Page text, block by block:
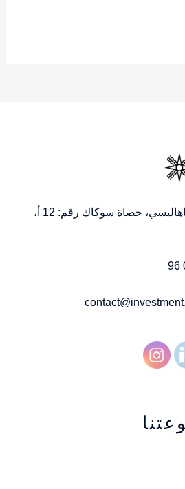
شيشلي مركز ماهاليسي، حصاة سوكاك رقم: 12 أ،